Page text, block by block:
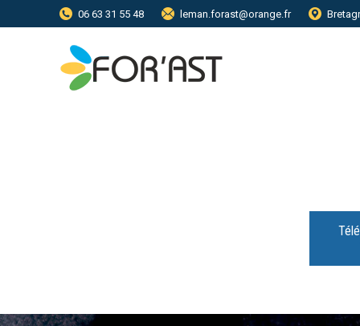
06 63 31 55 48 leman.forast@orange.fr